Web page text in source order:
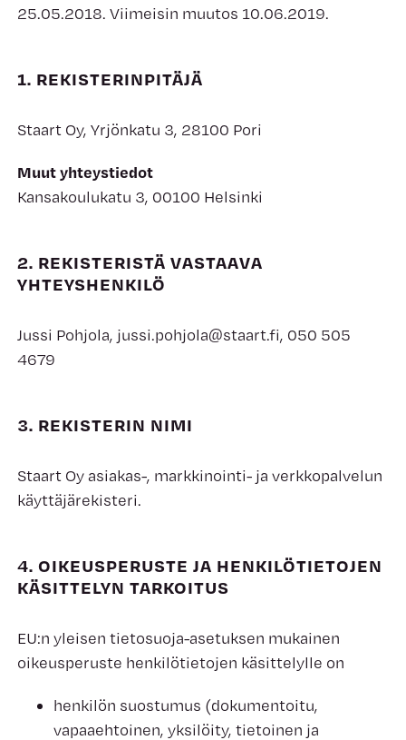
25.05.2018. Viimeisin muutos 10.06.2019.
1. REKISTERINPITÄJÄ
Staart Oy, Yrjönkatu 3, 28100 Pori
Muut yhteystiedot
Kansakoulukatu 3, 00100 Helsinki
2. REKISTERISTÄ VASTAAVA
YHTEYSHENKILÖ
Jussi Pohjola, jussi.pohjola@staart.fi, 050 505
4679
3. REKISTERIN NIMI
Staart Oy asiakas-, markkinointi- ja verkkopalvelun
käyttäjärekisteri.
4. OIKEUSPERUSTE JA HENKILÖTIETOJEN
KÄSITTELYN TARKOITUS
EU:n yleisen tietosuoja-asetuksen mukainen
oikeusperuste henkilötietojen käsittelylle on
henkilön suostumus (dokumentoitu,
vapaaehtoinen, yksilöity, tietoinen ja